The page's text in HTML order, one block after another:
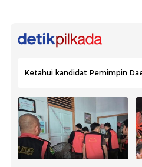
Ketahui kandidat Pemimpin